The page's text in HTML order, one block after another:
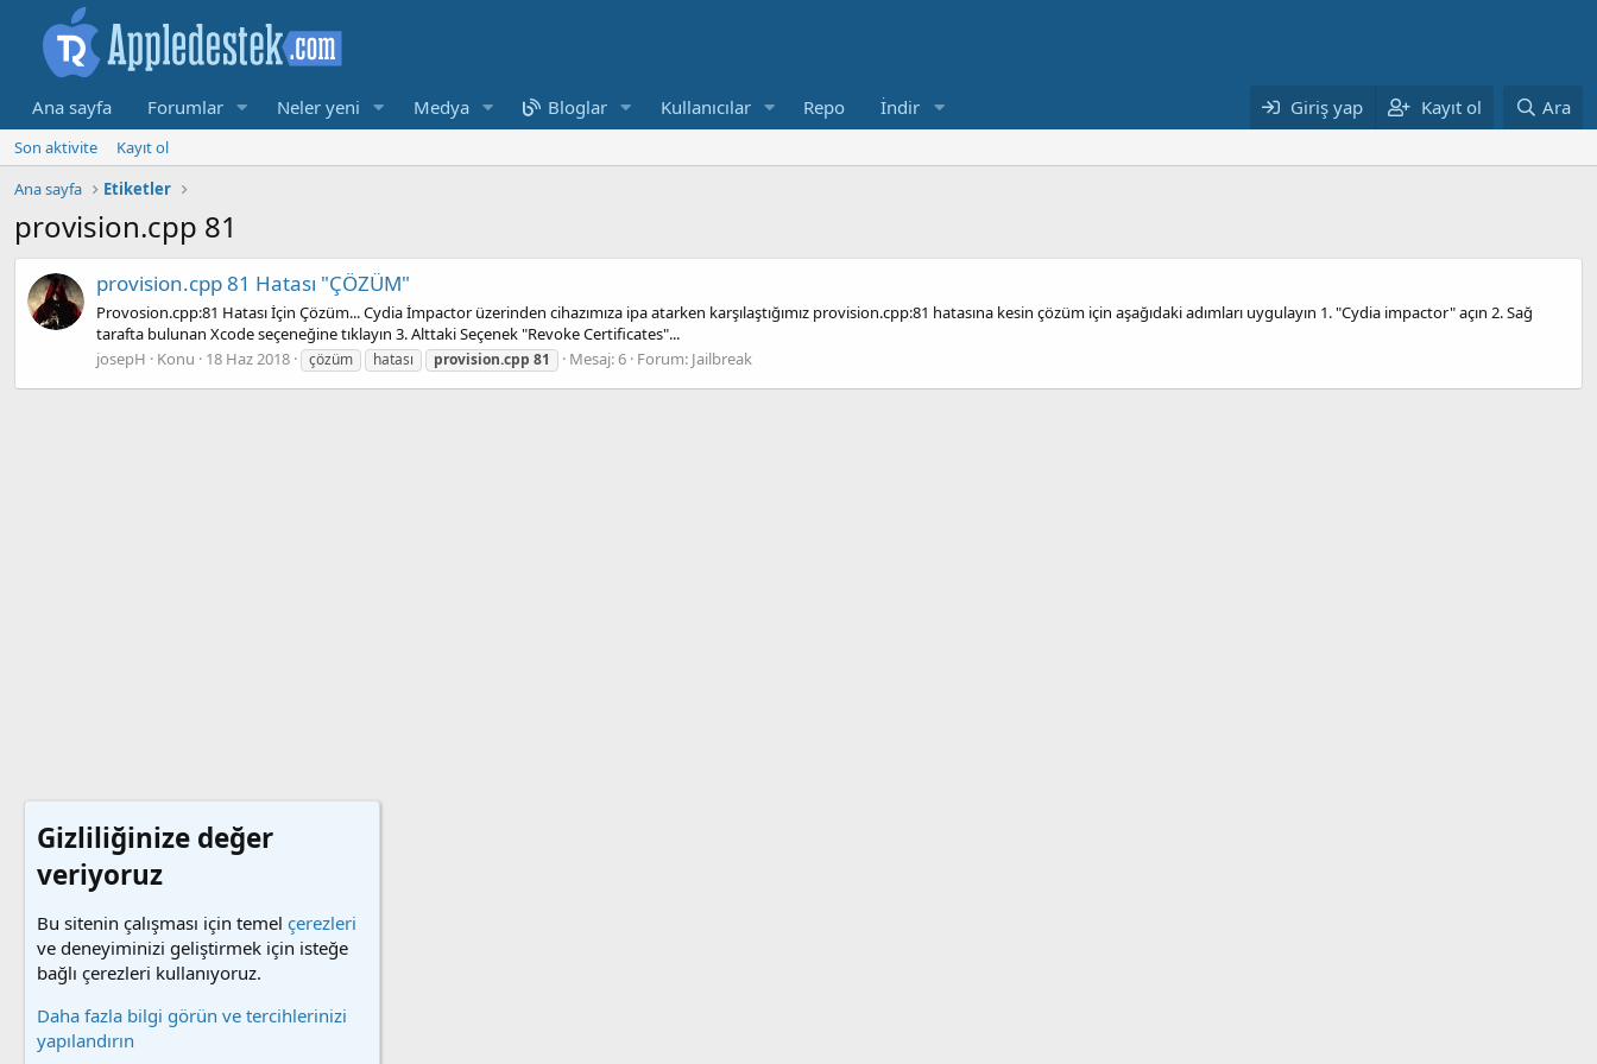
Ana sayfa Forumlar Neler yeni Medya Bloglar Kullanıcılar Repo İndir Giriş yap Kayıt ol Ara
Son aktivite
Kayıt ol
Ana sayfa
Etiketler
provision.cpp 81
provision.cpp 81 Hatası "ÇÖZÜM"
Provosion.cpp:81 Hatası İçin Çözüm... Cydia İmpactor üzerinden cihazımıza ipa atarken karşılaştığımız provision.cpp:81 hatasına kesin çözüm için aşağıdaki adımları uygulayın 1. "Cydia impactor" açın 2. Sağ
tarafta bulunan Xcode seçeneğine tıklayın 3. Alttaki Seçenek "Revoke Certificates"...
josepH
Konu 18 Haz 2018 çözüm hatası provision.cpp 81 Mesaj: 6 Forum: Jailbreak
Gizliliğinize değer
veriyoruz
Bu sitenin çalışması için temel çerezleri
ve deneyiminizi geliştirmek için isteğe
bağlı çerezleri kullanıyoruz.
Daha fazla bilgi görün ve tercihlerinizi
yapılandırın